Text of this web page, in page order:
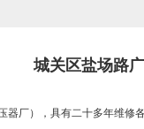
城关区盐场路
），具有二十多年维修